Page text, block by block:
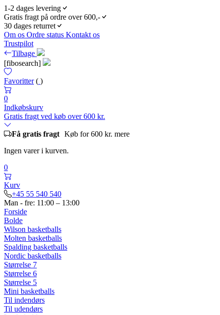
1-2 dages levering
Gratis fragt på ordre over 600,-
30 dages returret
Om os Ordre status Kontakt os
Trustpilot
Tilbage
[fibosearch]
Favoritter( )
0
Indkøbskurv
Gratis fragt ved køb over 600 kr.
Få gratis fragt Køb for 600 kr. mere
Ingen varer i kurven.
0
Kurv
+45 55 540 540
Man - fre: 11:00 – 13:00
Forside
Bolde
Wilson basketballs
Molten basketballs
Spalding basketballs
Nordic basketballs
Størrelse 7
Størrelse 6
Størrelse 5
Mini basketballs
Til indendørs
Til udendørs